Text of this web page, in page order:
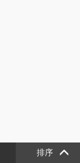
排序